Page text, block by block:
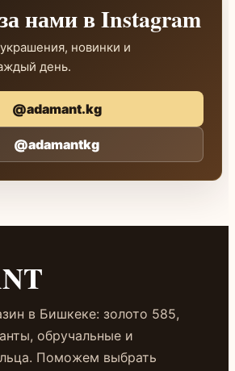
нами в Instagram
новинки и
день.
@adamant.kg
@adamantkg
в Бишкеке: золото 585,
обручальные и
Поможем выбрать